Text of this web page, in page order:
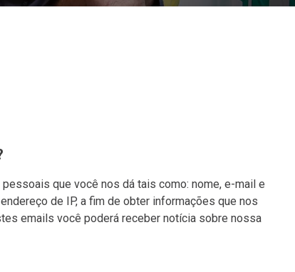
que você nos dá tais como: nome, e-mail e
de IP, a fim de obter informações que nos
emails você poderá receber notícia sobre nossa